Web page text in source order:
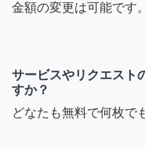
金額の変更は可能です。
サービスやリクエスト
すか？
どなたも無料で何枚で